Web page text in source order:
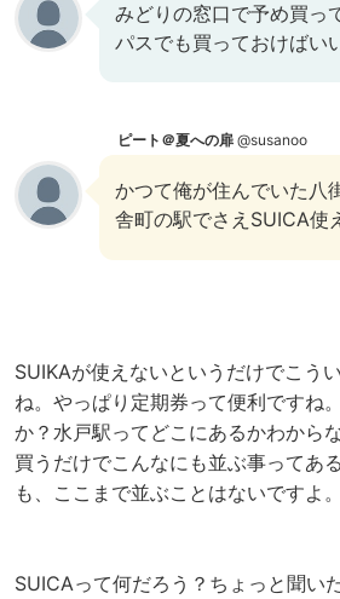
みどりの窓口で予め買っ
パスでも買っておけばい
ピート＠夏への扉 @susanoo
かつて俺が住んでいた八
舎町の駅でさえSUICA使
SUIKAが使えないというだけでこう
ね。やっぱり定期券って便利ですね
か？水戸駅ってどこにあるかわから
買うだけでこんなにも並ぶ事ってあ
も、ここまで並ぶことはないですよ。
SUICAって何だろう？ちょっと聞い